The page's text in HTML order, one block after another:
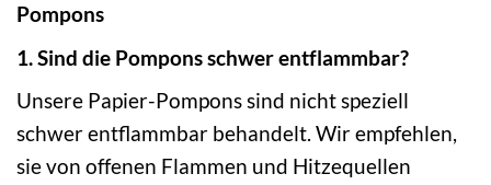
Pompons
1. Sind die Pompons schwer entflammbar?
Unsere Papier-Pompons sind nicht speziell
schwer entflammbar behandelt. Wir empfehlen,
sie von offenen Flammen und Hitzequellen